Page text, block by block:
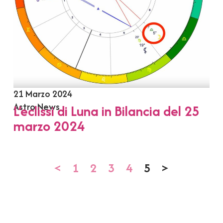
21 Marzo 2024
Astro News
L’eclissi di Luna in Bilancia del 25
marzo 2024
< 1 2 3 4 5 >